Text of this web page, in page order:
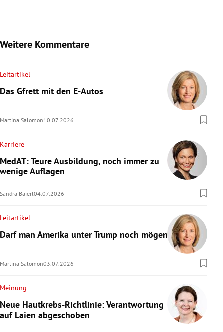
Weitere Kommentare
Leitartikel
Das Gfrett mit den E-Autos
Martina Salomon10.07.2026
Karriere
MedAT: Teure Ausbildung, noch immer zu
wenige Auflagen
Sandra Baierl04.07.2026
Leitartikel
Darf man Amerika unter Trump noch mögen?
Martina Salomon03.07.2026
Meinung
Neue Hautkrebs-Richtlinie: Verantwortung
auf Laien abgeschoben